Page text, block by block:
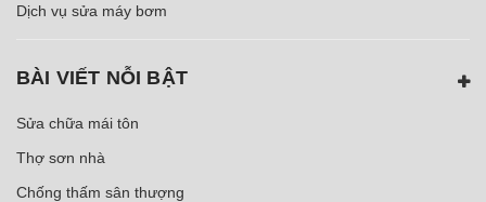
Dịch vụ sửa máy bơm
BÀI VIẾT NỖI BẬT
Sửa chữa mái tôn
Thợ sơn nhà
Chống thấm sân thượng